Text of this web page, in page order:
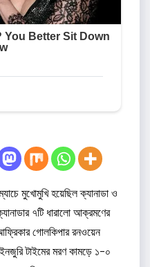
মুখোমুখি হয়েছিল ক্যানাডা ও
৭টি ধারালো আক্রমণের
গোলকিপার রনওয়েন
টাইমের মরণ কামড়ে ১-০